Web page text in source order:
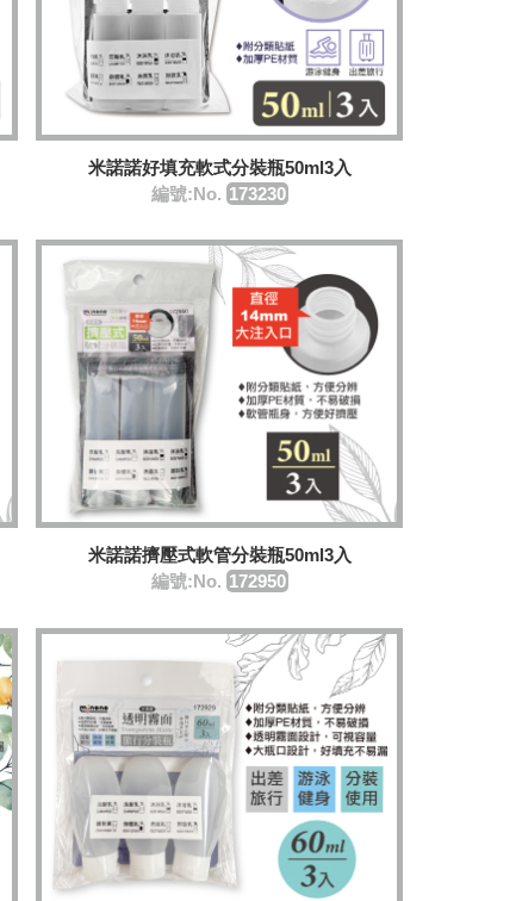
米諾諾好填充軟式分裝瓶50ml3入
編號:No. 173230
米諾諾擠壓式軟管分裝瓶50ml3入
編號:No. 172950